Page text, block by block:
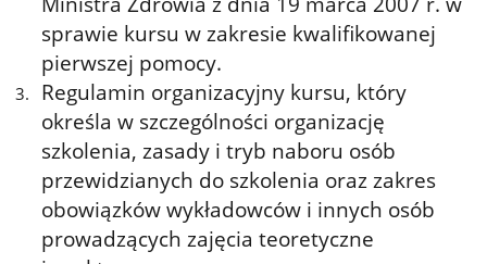
sprawie kursu w zakresie kwalifikowanej
pierwszej pomocy.
Regulamin organizacyjny kursu, który
określa w szczególności organizację
szkolenia, zasady i tryb naboru osób
przewidzianych do szkolenia oraz zakres
obowiązków wykładowców i innych osób
prowadzących zajęcia teoretyczne